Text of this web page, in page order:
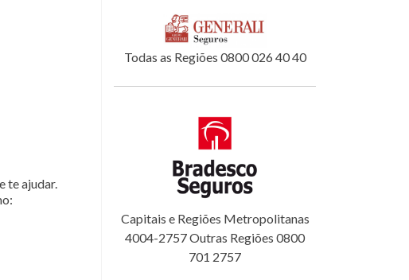
te ajudar.
Todas as Regiões 0800 026 40 40
Capitais e Regiões Metropolitanas
4004-2757 Outras Regiões 0800
701 2757